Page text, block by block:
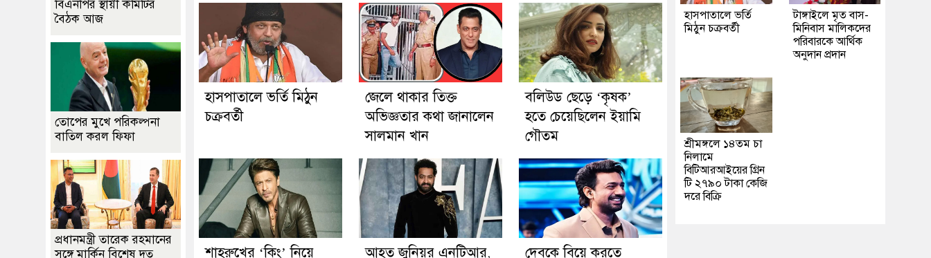
হাসপাতালে ভর্তি মিঠুন
চক্রবর্তী
জেলে থাকার তিক্ত
অভিজ্ঞতার কথা জানালেন
সালমান খান
বলিউড ছেড়ে ‘কৃষক’
হতে চেয়েছিলেন ইয়ামি
গৌতম
শাহরুখের ‘কিং’ নিয়ে
আহত জুনিয়র এনটিআর,
দেবকে বিয়ে করতে
বিএনপির স্থায়ী কমিটির
বৈঠক আজ
তোপের মুখে পরিকল্পনা
বাতিল করল ফিফা
প্রধানমন্ত্রী তারেক রহমানের
সঙ্গে মার্কিন বিশেষ দূত
হাসপাতালে ভর্তি
মিঠুন চক্রবর্তী
টাঙ্গাইলে মৃত বাস-
মিনিবাস মালিকদের
পরিবারকে আর্থিক
অনুদান প্রদান
শ্রীমঙ্গলে ১৪তম চা
নিলামে
বিটিআরআইয়ের গ্রিন
টি ২৭৯০ টাকা কেজি
দরে বিক্রি